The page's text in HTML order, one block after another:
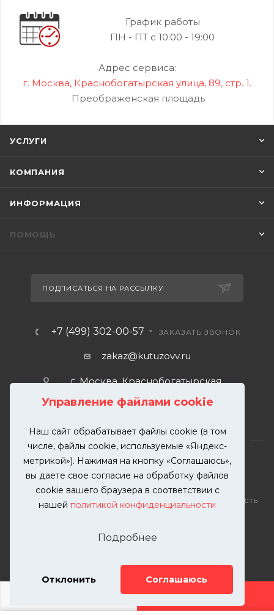
Управление файлами cookie
Наш сайт обрабатывает файлы cookie (в том
числе, файлы cookie, используемые «Яндекс-
метрикой»). Нажимая на кнопку «Соглашаюсь»,
вы даете свое согласие на обработку файлов
cookie вашего браузера в соответствии с
нашей политикой конфиденциальности
Подробнее
Отклонить Соглашаюсь
ДОБАВИТЬ УСЛУГУ
График работы
ПН - ПТ с 10:00 - 19:00
Адрес сервиса:
г. Москва, Краснобогатырская улица, 89, стр. 1.
Преображенская площадь
УСЛУГИ
КОМПАНИЯ
ИНФОРМАЦИЯ
ПОМОЩЬ
ПОДПИСАТЬСЯ НА РАССЫЛКУ
+7 (499) 302-00-57 ЗАКАЗАТЬ ЗВОНОК
zakaz@kutuzovv.ru
г. Москва, Краснобогатырская
2026 © KUTUZOVV | Кузовной ремонт и покраска
автомобилей. Вся информация на сайте – собственность
разрешения запрещена. Все права защищены.
Телефон: 8(499)-302-00-57